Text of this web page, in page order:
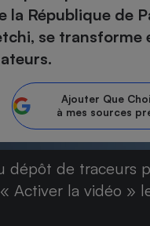
République de
se transforme
Ajouter Que
à mes sources
de traceurs
Activer la vidéo »
sèche-linge
congélateur
smartphone
multifonction
nettoyeur haute
mutuelle
des devis
Obsèques -